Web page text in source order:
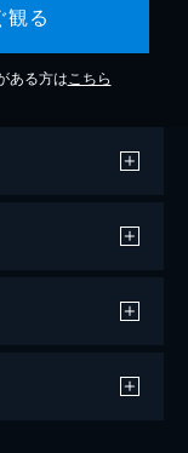
観る
ある方は こちら